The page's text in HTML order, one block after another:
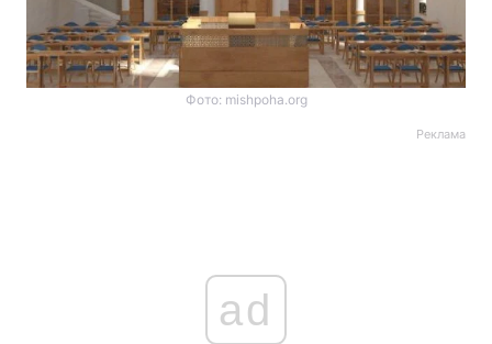
Фото: mishpoha.org
Реклама
ad